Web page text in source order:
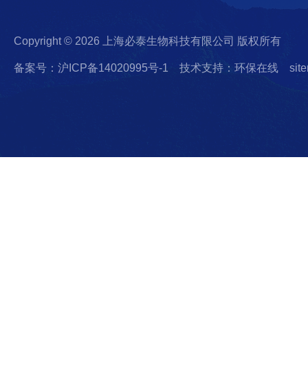
Copyright © 2026 上海必泰生物科技有限公司 版权所有
备案号：沪ICP备14020995号-1 技术支持：环保在线